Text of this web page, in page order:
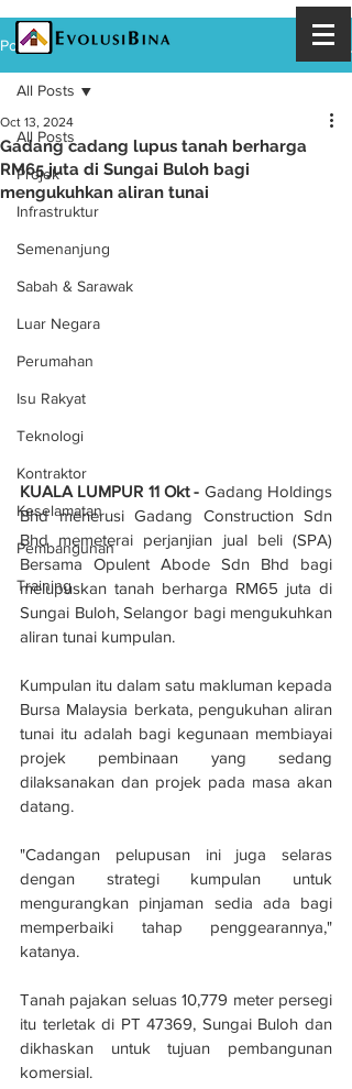
Post
All Posts
Projek
Infrastruktur
Semenanjung
Sabah & Sarawak
Luar Negara
Perumahan
Isu Rakyat
Teknologi
Kontraktor
Keselamatan
Pembangunan
Training
All Posts
Gadang cadang lupus tanah berharga
RM65 juta di Sungai Buloh bagi
mengukuhkan aliran tunai
Oct 13, 2024
KUALA LUMPUR 11 Okt - Gadang Holdings
Bhd menerusi Gadang Construction Sdn
Bhd memeterai perjanjian jual beli (SPA)
Bersama Opulent Abode Sdn Bhd bagi
melupuskan tanah berharga RM65 juta di
Sungai Buloh, Selangor bagi mengukuhkan
aliran tunai kumpulan.
Kumpulan itu dalam satu makluman kepada
Bursa Malaysia berkata, pengukuhan aliran
tunai itu adalah bagi kegunaan membiayai
projek pembinaan yang sedang
dilaksanakan dan projek pada masa akan
datang.
"Cadangan pelupusan ini juga selaras
dengan strategi kumpulan untuk
mengurangkan pinjaman sedia ada bagi
memperbaiki tahap penggearannya,"
katanya.
Tanah pajakan seluas 10,779 meter persegi
itu terletak di PT 47369, Sungai Buloh dan
dikhaskan untuk tujuan pembangunan
komersial.